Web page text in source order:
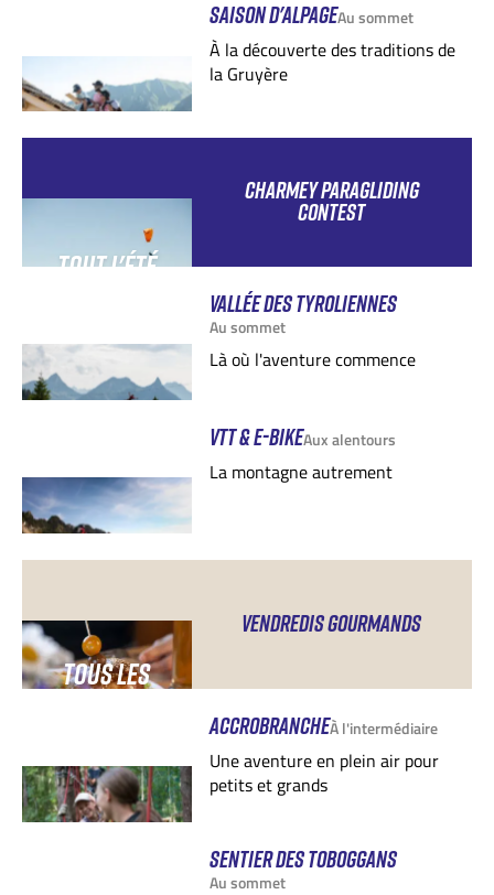
SAISON D'ALPAGEAu sommet
À la découverte des traditions de
la Gruyère
TOUT L'ÉTÉ
CHARMEY PARAGLIDING
CONTEST
VALLÉE DES TYROLIENNES
Au sommet
Là où l'aventure commence
VTT & E-BIKEAux alentours
La montagne autrement
TOUS LES
VENDREDIS GOURMANDS
ACCROBRANCHEÀ l'intermédiaire
Une aventure en plein air pour
petits et grands
SENTIER DES TOBOGGANS
Au sommet